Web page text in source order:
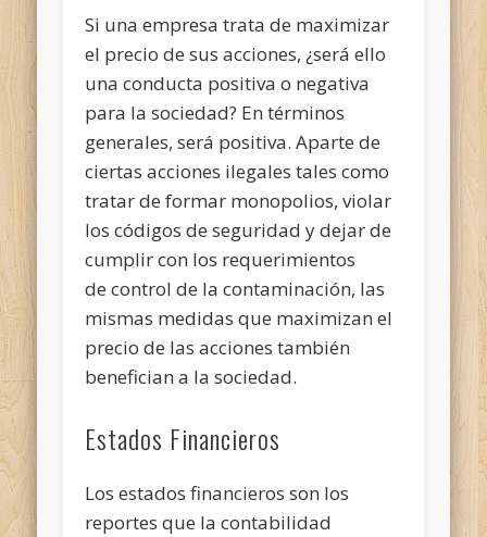
Si una empresa trata de maximizar
el precio de sus acciones, ¿será ello
una conducta positiva o negativa
para la sociedad? En términos
generales, será positiva. Aparte de
ciertas acciones ilegales tales como
tratar de formar monopolios, violar
los códigos de seguridad y dejar de
cumplir con los requerimientos
de control de la contaminación, las
mismas medidas que maximizan el
precio de las acciones también
benefician a la sociedad.
Estados Financieros
Los estados financieros son los
reportes que la contabilidad